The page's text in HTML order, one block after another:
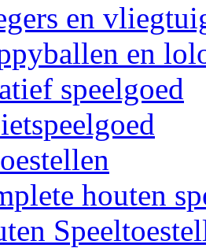
en
en
speelgoed
houten